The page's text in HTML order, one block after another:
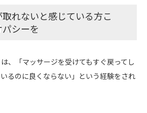
れないと感じている方こ
シーを
、「マッサージを受けてもすぐ戻ってし
るのに良くならない」という経験をされ